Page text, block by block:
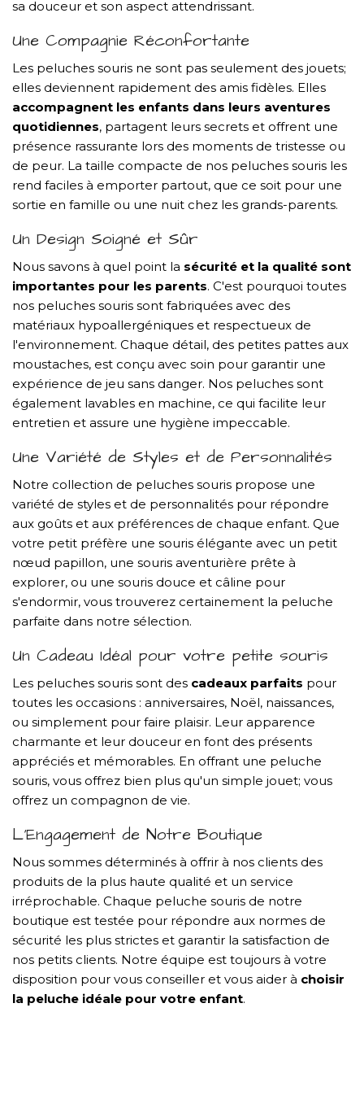
sa douceur et son aspect attendrissant.
Une Compagnie Réconfortante
Les peluches souris ne sont pas seulement des jouets;
elles deviennent rapidement des amis fidèles. Elles
accompagnent les enfants dans leurs aventures
quotidiennes, partagent leurs secrets et offrent une
présence rassurante lors des moments de tristesse ou
de peur. La taille compacte de nos peluches souris les
rend faciles à emporter partout, que ce soit pour une
sortie en famille ou une nuit chez les grands-parents.
Un Design Soigné et Sûr
Nous savons à quel point la sécurité et la qualité sont
importantes pour les parents. C'est pourquoi toutes
nos peluches souris sont fabriquées avec des
matériaux hypoallergéniques et respectueux de
l'environnement. Chaque détail, des petites pattes aux
moustaches, est conçu avec soin pour garantir une
expérience de jeu sans danger. Nos peluches sont
également lavables en machine, ce qui facilite leur
entretien et assure une hygiène impeccable.
Une Variété de Styles et de Personnalités
Notre collection de peluches souris propose une
variété de styles et de personnalités pour répondre
aux goûts et aux préférences de chaque enfant. Que
votre petit préfère une souris élégante avec un petit
nœud papillon, une souris aventurière prête à
explorer, ou une souris douce et câline pour
s'endormir, vous trouverez certainement la peluche
parfaite dans notre sélection.
Un Cadeau Idéal pour votre petite souris
Les peluches souris sont des cadeaux parfaits pour
toutes les occasions : anniversaires, Noël, naissances,
ou simplement pour faire plaisir. Leur apparence
charmante et leur douceur en font des présents
appréciés et mémorables. En offrant une peluche
souris, vous offrez bien plus qu'un simple jouet; vous
offrez un compagnon de vie.
L'Engagement de Notre Boutique
Nous sommes déterminés à offrir à nos clients des
produits de la plus haute qualité et un service
irréprochable. Chaque peluche souris de notre
boutique est testée pour répondre aux normes de
sécurité les plus strictes et garantir la satisfaction de
nos petits clients. Notre équipe est toujours à votre
disposition pour vous conseiller et vous aider à choisir
la peluche idéale pour votre enfant.